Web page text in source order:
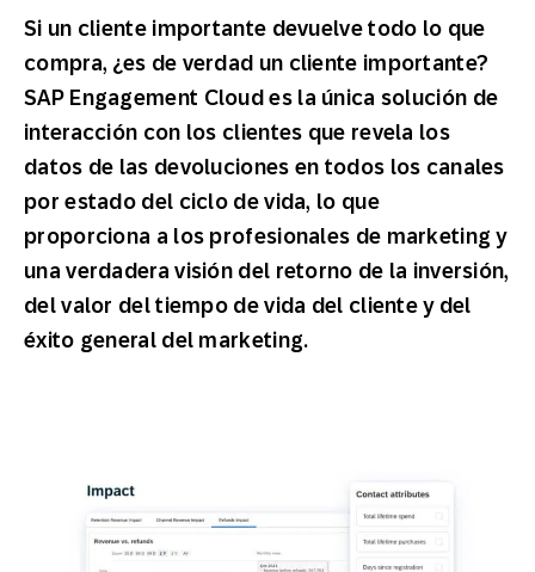
Si un cliente importante devuelve todo lo que
compra, ¿es de verdad un cliente importante?
SAP Engagement Cloud es la única solución de
interacción con los clientes que revela los
datos de las devoluciones en todos los canales
por estado del ciclo de vida, lo que
proporciona a los profesionales de marketing y
una verdadera visión del retorno de la inversión,
del valor del tiempo de vida del cliente y del
éxito general del marketing.